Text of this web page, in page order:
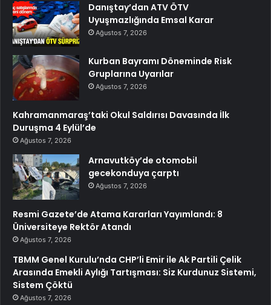
Danıştay’dan ATV ÖTV
Uyuşmazlığında Emsal Karar
Ağustos 7, 2026
Kurban Bayramı Döneminde Risk
Gruplarına Uyarılar
Ağustos 7, 2026
Kahramanmaraş’taki Okul Saldırısı Davasında İlk
Duruşma 4 Eylül’de
Ağustos 7, 2026
Arnavutköy’de otomobil
gecekonduya çarptı
Ağustos 7, 2026
Resmi Gazete’de Atama Kararları Yayımlandı: 8
Üniversiteye Rektör Atandı
Ağustos 7, 2026
TBMM Genel Kurulu’nda CHP’li Emir ile Ak Partili Çelik
Arasında Emekli Aylığı Tartışması: Siz Kurdunuz Sistemi,
Sistem Çöktü
Ağustos 7, 2026